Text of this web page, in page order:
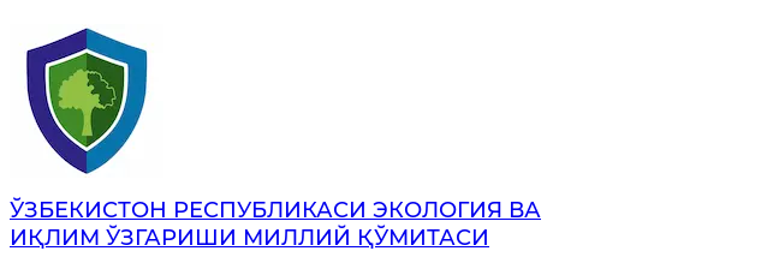
ЎЗБЕКИСТОН РЕСПУБЛИКАСИ ЭКОЛОГИЯ ВА
ИҚЛИМ ЎЗГАРИШИ МИЛЛИЙ ҚЎМИТАСИ